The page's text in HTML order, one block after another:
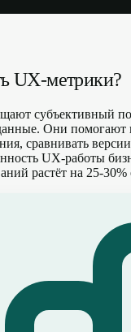
UX-метрики?
субъективный
Они помогают
сравнивать
UX-работы
растёт на 25-30%